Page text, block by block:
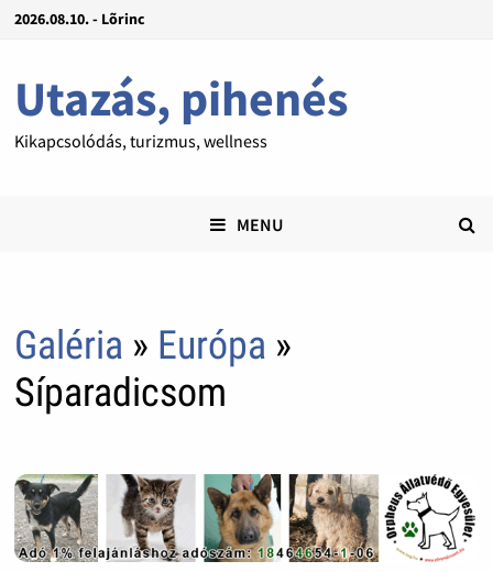
2026.08.10. - Lõrinc
Utazás, pihenés
Kikapcsolódás, turizmus, wellness
MENU
Galéria » Európa »
Síparadicsom